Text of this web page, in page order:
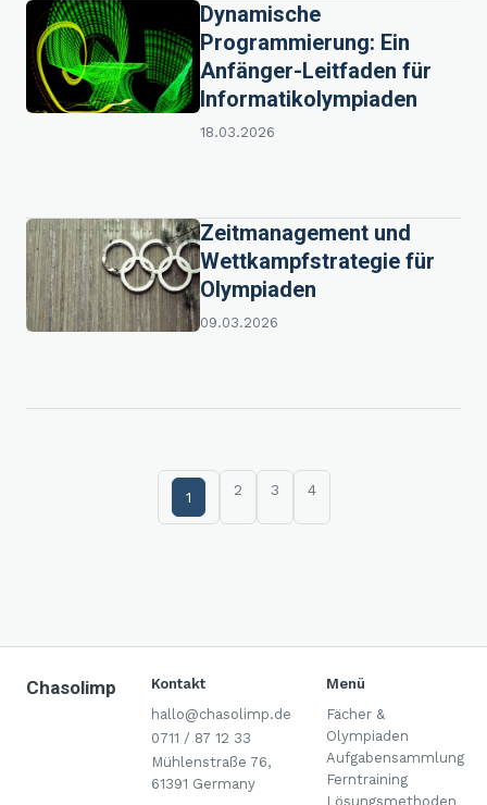
Dynamische
Programmierung: Ein
Anfänger-Leitfaden für
Informatikolympiaden
18.03.2026
Zeitmanagement und
Wettkampfstrategie für
Olympiaden
09.03.2026
1 2 3 4
Chasolimp
Kontakt
hallo@chasolimp.de
0711 / 87 12 33
Mühlenstraße 76,
61391 Germany
Menü
Fächer &
Olympiaden
Aufgabensammlung
Ferntraining
Lösungsmethoden